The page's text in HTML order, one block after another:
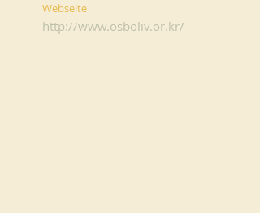
Webseite
http://www.osboliv.or.kr/